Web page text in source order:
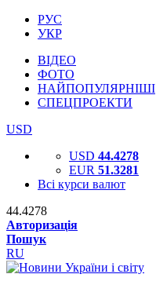
РУС
УКР
ВІДЕО
ФОТО
НАЙПОПУЛЯРНІШІ
СПЕЦПРОЕКТИ
USD
USD 44.4278
EUR 51.3281
Всі курси валют
44.4278
Авторизація
Пошук
RU